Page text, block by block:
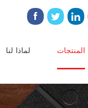
لماذا لنا المنتجات